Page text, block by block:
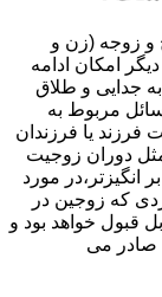
و زوجه (زن و
امکان ادامه
جدایی و طلاق
مربوط به
یا فرزندان
دوران زوجیت
مورد
که زوجین در
قبول خواهد بود و
صادر می